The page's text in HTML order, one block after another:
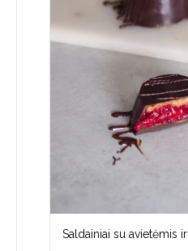
Saldainiai su avietėmis